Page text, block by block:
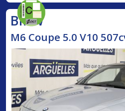
BMW
M6 Coupe 5.0 V10